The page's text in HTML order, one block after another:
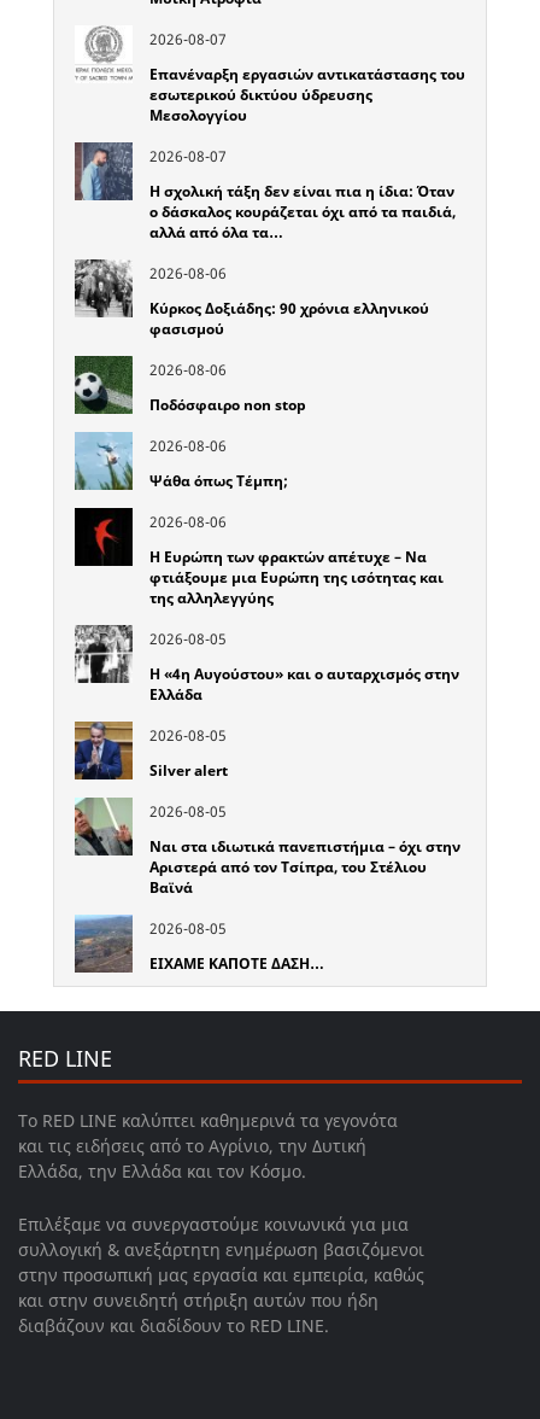
2026-08-07
Επανέναρξη εργασιών αντικατάστασης του
εσωτερικού δικτύου ύδρευσης
Μεσολογγίου
2026-08-07
Η σχολική τάξη δεν είναι πια η ίδια: Όταν
ο δάσκαλος κουράζεται όχι από τα παιδιά,
αλλά από όλα τα…
2026-08-06
Κύρκος Δοξιάδης: 90 χρόνια ελληνικού
φασισμού
2026-08-06
Ποδόσφαιρο non stop
2026-08-06
Ψάθα όπως Τέμπη;
2026-08-06
Η Ευρώπη των φρακτών απέτυχε – Να
φτιάξουμε μια Ευρώπη της ισότητας και
της αλληλεγγύης
2026-08-05
Η «4η Αυγούστου» και ο αυταρχισμός στην
Ελλάδα
2026-08-05
Silver alert
2026-08-05
Ναι στα ιδιωτικά πανεπιστήμια – όχι στην
Αριστερά από τον Τσίπρα, του Στέλιου
Βαϊνά
2026-08-05
ΕΙΧΑΜΕ ΚΑΠΟΤΕ ΔΑΣΗ…
RED LINE
Το RED LINE καλύπτει καθημερινά τα γεγονότα
και τις ειδήσεις από το Αγρίνιο, την Δυτική
Ελλάδα, την Ελλάδα και τον Κόσμο.
Επιλέξαμε να συνεργαστούμε κοινωνικά για μια
συλλογική & ανεξάρτητη ενημέρωση βασιζόμενοι
στην προσωπική μας εργασία και εμπειρία, καθώς
και στην συνειδητή στήριξη αυτών που ήδη
διαβάζουν και διαδίδουν το RED LINE.